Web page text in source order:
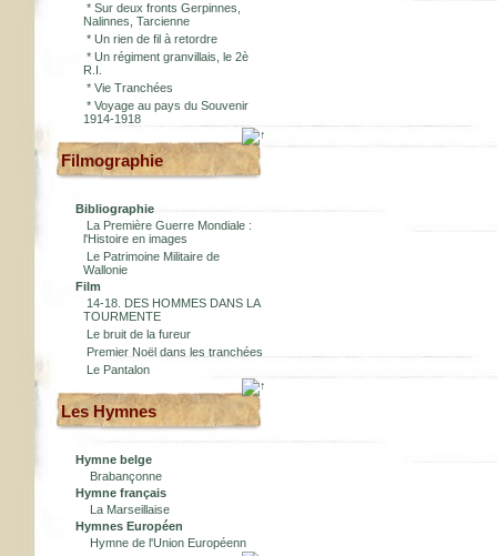
* Sur deux fronts Gerpinnes,
Nalinnes, Tarcienne
* Un rien de fil à retordre
* Un régiment granvillais, le 2è
R.I.
* Vie Tranchées
* Voyage au pays du Souvenir
1914-1918
Filmographie
Bibliographie
La Première Guerre Mondiale :
l'Histoire en images
Le Patrimoine Militaire de
Wallonie
Film
14-18. DES HOMMES DANS LA
TOURMENTE
Le bruit de la fureur
Premier Noël dans les tranchées
Le Pantalon
Les Hymnes
Hymne belge
Brabançonne
Hymne français
La Marseillaise
Hymnes Européen
Hymne de l'Union Européenn